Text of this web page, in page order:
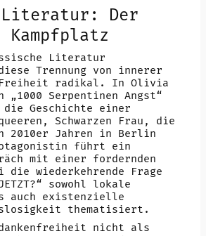
Literatur: Der
Literatur
Trennung von innerer
Freiheit radikal. In Olivia
„1000 Serpentinen Angst“
Geschichte einer
Schwarzen Frau, die
2010er Jahren in Berlin
führt ein
mit einer fordernden
die wiederkehrende Frage
JETZT?“ sowohl lokale
auch existenzielle
thematisiert.
nicht als